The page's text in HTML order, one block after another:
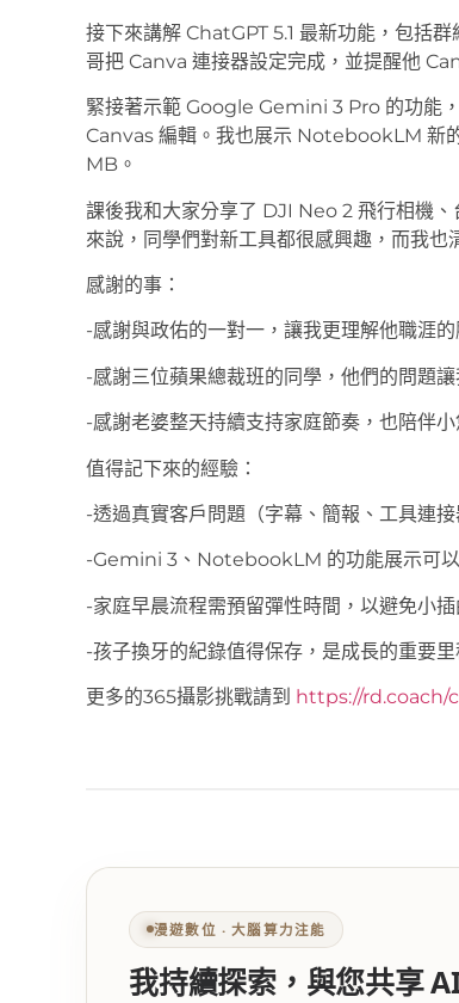
接下來講解 ChatGPT 5.1 最新功能，包括
哥把 Canva 連接器設定完成，並提醒他
緊接著示範 Google Gemini 3 Pro 的功能
Canvas 編輯。我也展示 NotebookLM 新
MB。
課後我和大家分享了 DJI Neo 2 飛行相機
來說，同學們對新工具都很感興趣，而我也
感謝的事：
-感謝與政佑的一對一，讓我更理解他職涯
-感謝三位蘋果總裁班的同學，他們的問題
-感謝老婆整天持續支持家庭節奏，也陪伴小
值得記下來的經驗：
-透過真實客戶問題（字幕、簡報、工具連
-Gemini 3、NotebookLM 的功能展示可以
-家庭早晨流程需預留彈性時間，以避免小插
-孩子換牙的紀錄值得保存，是成長的重要里
更多的365攝影挑戰請到 https://rd.coach/
漫遊數位 ‧ 大腦算力注能
我持續探索，與您共享